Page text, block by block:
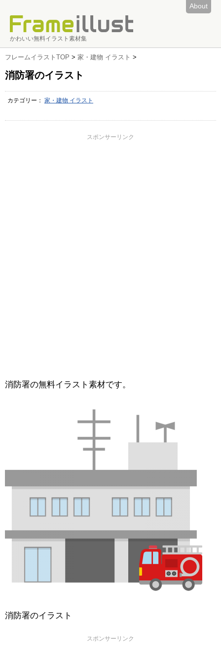
About
かわいい無料イラスト素材集
フレームイラストTOP > 家・建物 イラスト >
消防署のイラスト
カテゴリー： 家・建物 イラスト
スポンサーリンク
消防署の無料イラスト素材です。
消防署のイラスト
スポンサーリンク